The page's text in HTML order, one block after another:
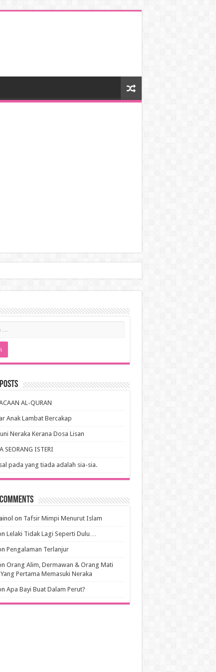
AL-QURAN
Anak Lambat Bercakap
Neraka Kerana Dosa Lisan
SEORANG ISTERI
pada yang tiada adalah sia-sia.
on Tafsir Mimpi Menurut Islam
Lelaki Tidak Lagi Seperti Dulu…
Pengalaman Terlanjur
Orang Alim, Dermawan & Orang Mati
Pertama Memasuki Neraka
Apa Bayi Buat Dalam Perut?